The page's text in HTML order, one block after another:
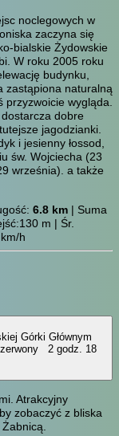
noclegowych w
zaczyna się
bialskie Żydowskie
W roku 2005 roku
budynku,
zastąpiona naturalną
przyzwoicie wygląda.
dobre
jagodzianki.
i jesienny łossod,
św. Wojciecha (23
września). a także
6.8 km | Suma
m | Śr.
h
Górki Głównym
2 godz. 18
Atrakcyjny
zobaczyć z bliska